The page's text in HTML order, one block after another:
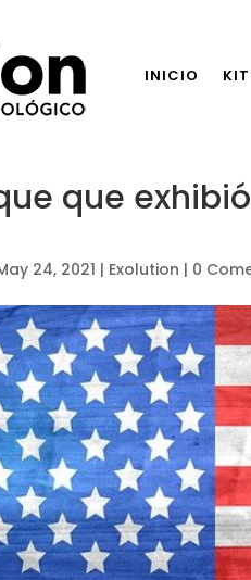
INICIO
que
24, 2021 | Exolution | 0